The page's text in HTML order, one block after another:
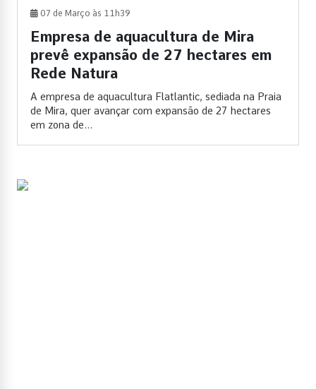
07 de Março às 11h39
Empresa de aquacultura de Mira
prevê expansão de 27 hectares em
Rede Natura
A empresa de aquacultura Flatlantic, sediada na Praia
de Mira, quer avançar com expansão de 27 hectares
em zona de...